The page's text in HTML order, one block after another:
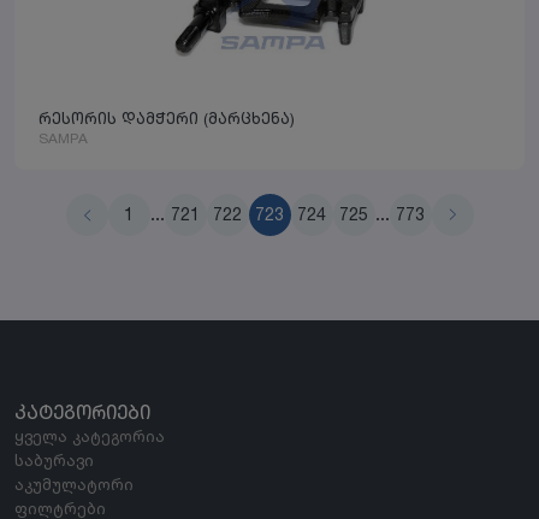
რესორის დამჭერი (მარცხენა)
SAMPA
1 ... 721 722 723 724 725 ... 773
ᲙᲐᲢᲔᲒᲝᲠᲘᲔᲑᲘ
ყველა კატეგორია
საბურავი
აკუმულატორი
ფილტრები